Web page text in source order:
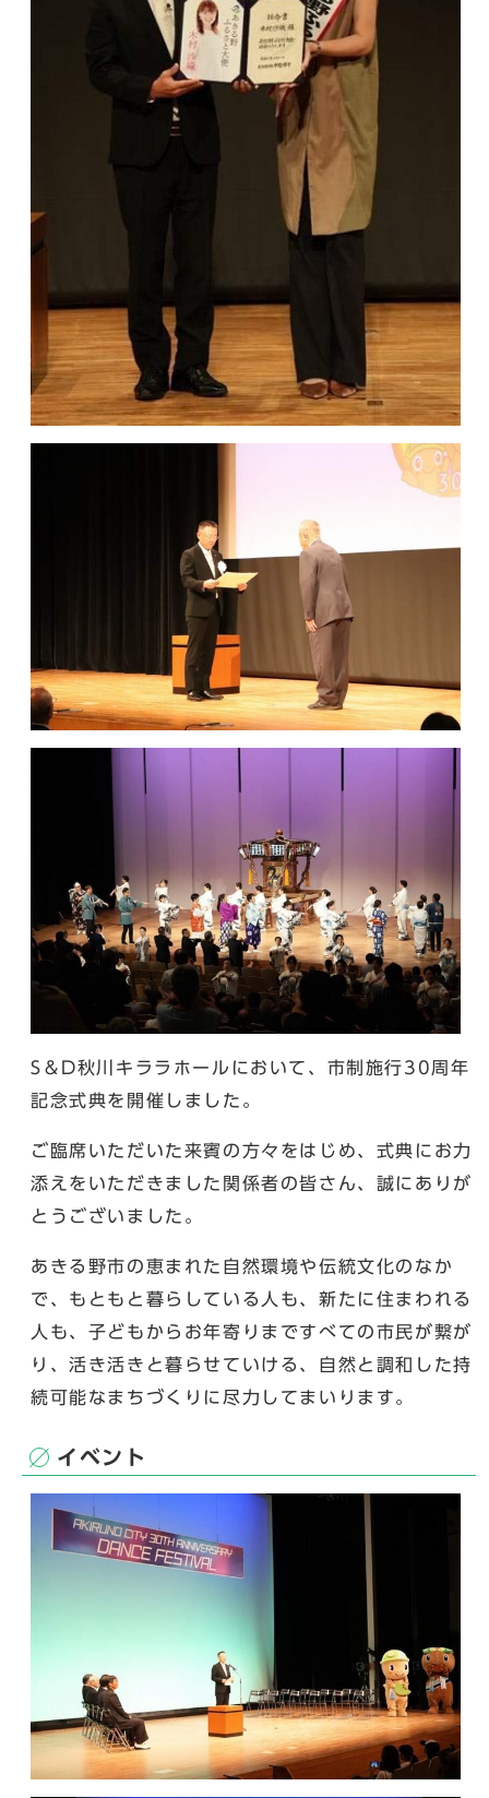
S＆D秋川キララホールにおいて、市制施行30周年
記念式典を開催しました。
ご臨席いただいた来賓の方々をはじめ、式典にお力
添えをいただきました関係者の皆さん、誠にありが
とうございました。
あきる野市の恵まれた自然環境や伝統文化のなか
で、もともと暮らしている人も、新たに住まわれる
人も、子どもからお年寄りまですべての市民が繋が
り、活き活きと暮らせていける、自然と調和した持
続可能なまちづくりに尽力してまいります。
イベント